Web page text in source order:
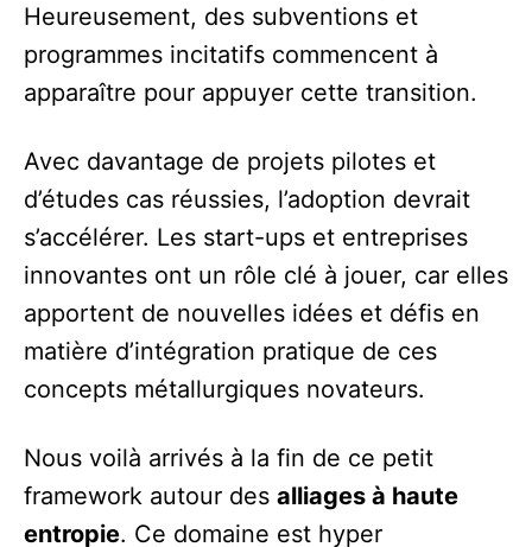
Heureusement, des subventions et
programmes incitatifs commencent à
apparaître pour appuyer cette transition.
Avec davantage de projets pilotes et
d’études cas réussies, l’adoption devrait
s’accélérer. Les start-ups et entreprises
innovantes ont un rôle clé à jouer, car elles
apportent de nouvelles idées et défis en
matière d’intégration pratique de ces
concepts métallurgiques novateurs.
Nous voilà arrivés à la fin de ce petit
framework autour des alliages à haute
entropie. Ce domaine est hyper